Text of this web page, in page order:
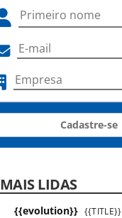
Cadastre-se
MAIS LIDAS
{{evolution}} {{TITLE}}